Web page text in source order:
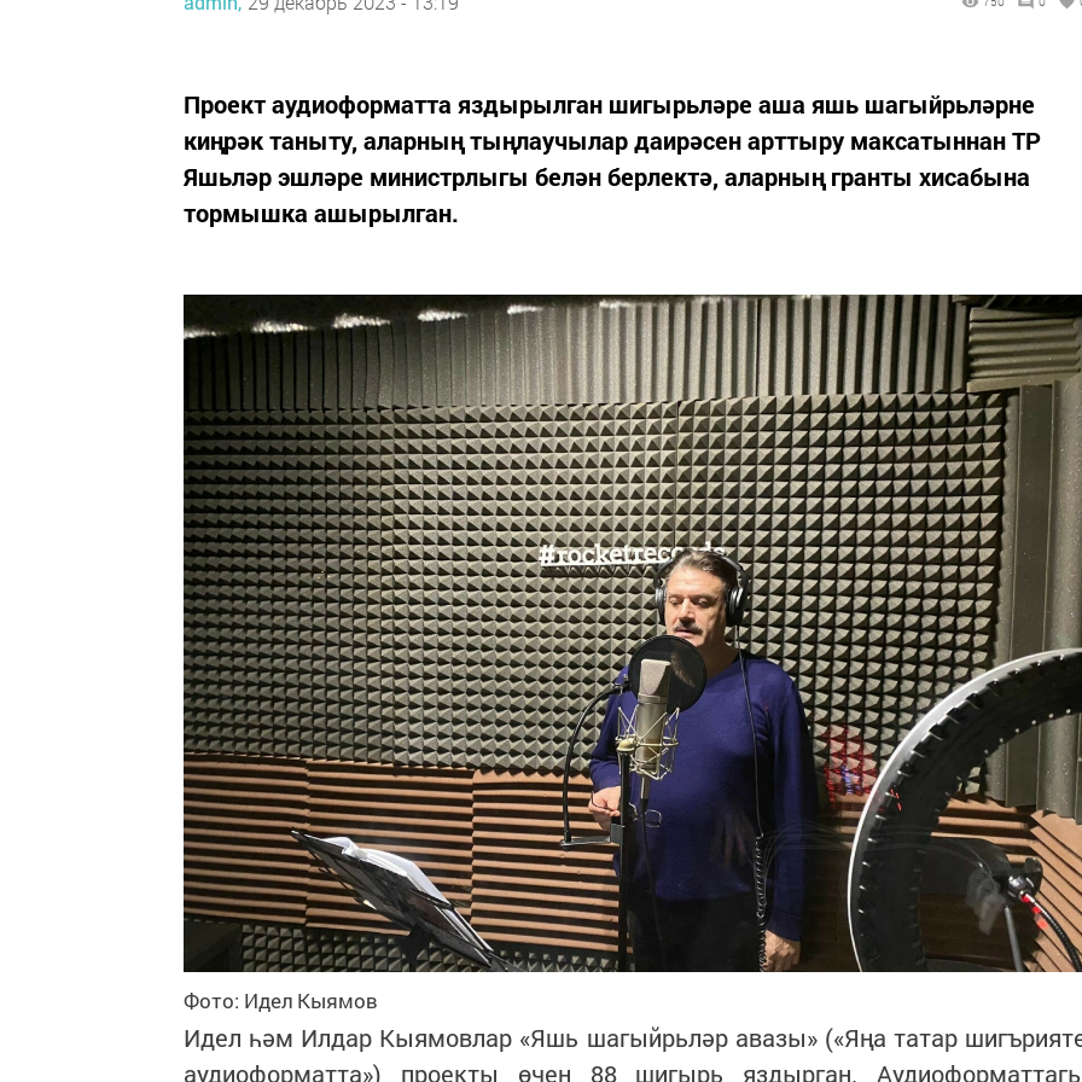
Проект аудиоформатта яздырылган шигырьләре аша яшь шагыйрьләрне
киңрәк таныту, аларның тыңлаучылар даирәсен арттыру максатыннан ТР
Яшьләр эшләре министрлыгы белән берлектә, аларның гранты хисабына
тормышка ашырылган.
Фото: Идел Кыямов
Идел һәм Илдар Кыямовлар «Яшь шагыйрьләр авазы» («Яңа татар
аудиоформатта») проекты өчен 88 шигырь яздырган.